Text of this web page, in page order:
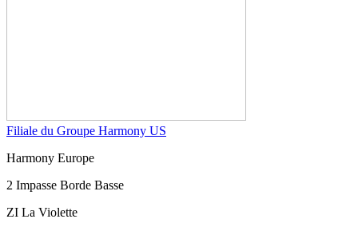
Filiale du Groupe Harmony US
Harmony Europe
2 Impasse Borde Basse
ZI La Violette